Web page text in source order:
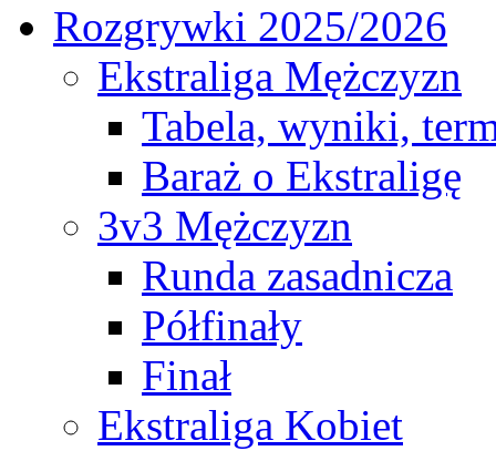
Rozgrywki 2025/2026
Ekstraliga Mężczyzn
Tabela, wyniki,
Baraż o Ekstraligę
3v3 Mężczyzn
Runda zasadnicza
Półfinały
Finał
Ekstraliga Kobiet